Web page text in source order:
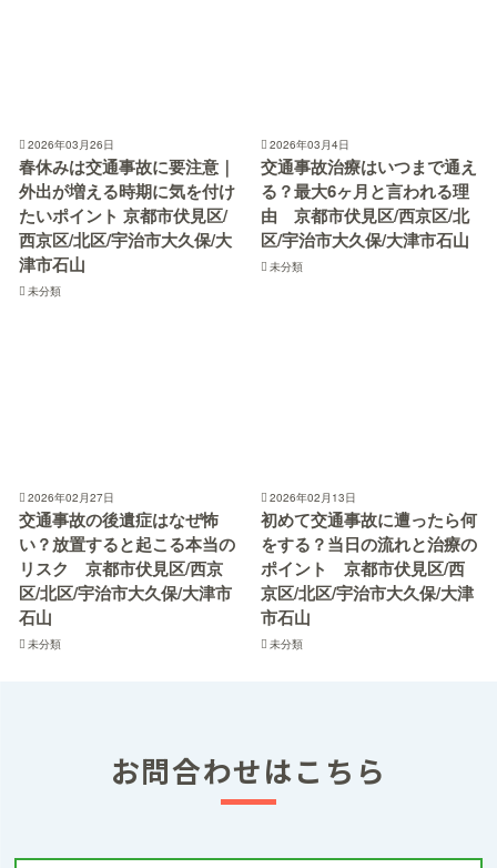
2026年03月26日
春休みは交通事故に要注意｜
外出が増える時期に気を付け
たいポイント 京都市伏見区/
西京区/北区/宇治市大久保/大
津市石山
未分類
2026年03月4日
交通事故治療はいつまで通え
る？最大6ヶ月と言われる理
由 京都市伏見区/西京区/北
区/宇治市大久保/大津市石山
未分類
2026年02月27日
交通事故の後遺症はなぜ怖
い？放置すると起こる本当の
リスク 京都市伏見区/西京
区/北区/宇治市大久保/大津市
石山
未分類
2026年02月13日
初めて交通事故に遭ったら何
をする？当日の流れと治療の
ポイント 京都市伏見区/西
京区/北区/宇治市大久保/大津
市石山
未分類
お問合わせはこちら